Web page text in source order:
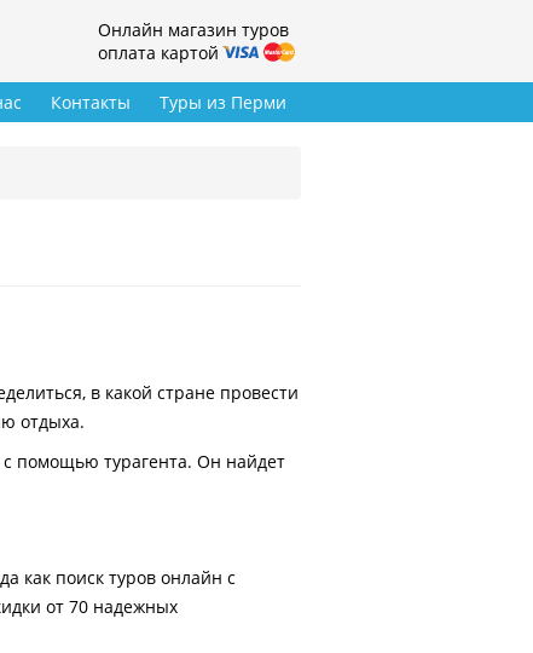
Онлайн магазин туров
оплата картой
Туры из Перми
Контакты
в какой стране провести
отдыха.
с помощью турагента. Он найдет
как поиск туров онлайн с
от 70 надежных